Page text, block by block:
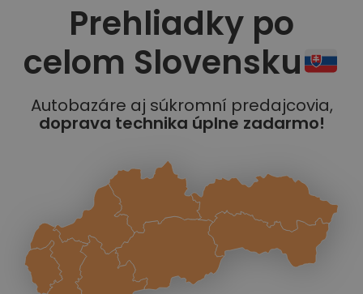
Prehliadky po
celom Slovensku
Autobazáre aj súkromní predajcovia,
doprava technika úplne zadarmo!